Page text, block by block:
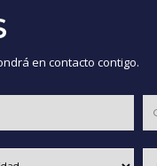
en contacto contigo.